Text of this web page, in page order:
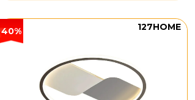
40% 127HOME